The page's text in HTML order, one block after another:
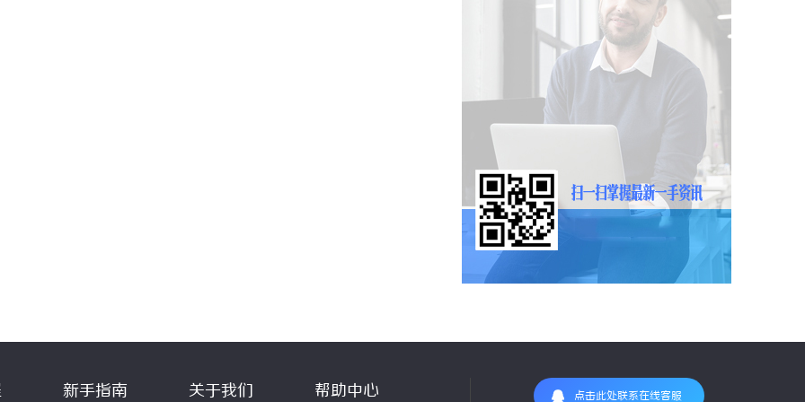
新手指南 关于我们 帮助中心 点击此处联系在线客服